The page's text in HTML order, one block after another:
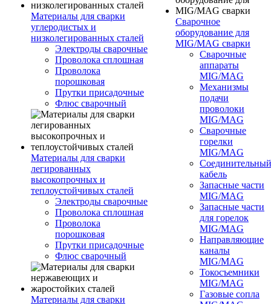
Материалы для сварки
углеродистых и
низколегированных сталей
Электроды сварочные
Проволока сплошная
Проволока
порошковая
Прутки присадочные
Флюс сварочный
Материалы для сварки
легированных
высокопрочных и
теплоустойчивых сталей
Электроды сварочные
Проволока сплошная
Проволока
порошковая
Прутки присадочные
Флюс сварочный
Материалы для сварки
Сварочное
оборудование для
MIG/MAG сварки
Сварочные
аппараты
MIG/MAG
Механизмы
подачи
проволоки
MIG/MAG
Сварочные
горелки
MIG/MAG
Соединительный
кабель
Запасные части
MIG/MAG
Запасные части
для горелок
MIG/MAG
Направляющие
каналы
MIG/MAG
Токосъемники
MIG/MAG
Газовые сопла